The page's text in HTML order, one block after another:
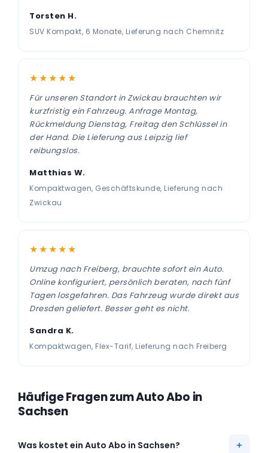
Torsten H.
SUV Kompakt, 6 Monate, Lieferung nach Chemnitz
★★★★★
Für unseren Standort in Zwickau brauchten wir
kurzfristig ein Fahrzeug. Anfrage Montag,
Rückmeldung Dienstag, Freitag den Schlüssel in
der Hand. Die Lieferung aus Leipzig lief
reibungslos.
Matthias W.
Kompaktwagen, Geschäftskunde, Lieferung nach
Zwickau
★★★★★
Umzug nach Freiberg, brauchte sofort ein Auto.
Online konfiguriert, persönlich beraten, nach fünf
Tagen losgefahren. Das Fahrzeug wurde direkt aus
Dresden geliefert. Besser geht es nicht.
Sandra K.
Kompaktwagen, Flex-Tarif, Lieferung nach Freiberg
Häufige Fragen zum Auto Abo in
Sachsen
Was kostet ein Auto Abo in Sachsen?